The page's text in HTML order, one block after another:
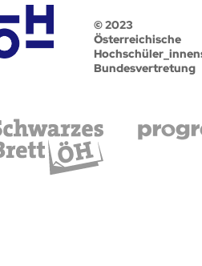
© 2023
Österreichische
Bundesvertretung